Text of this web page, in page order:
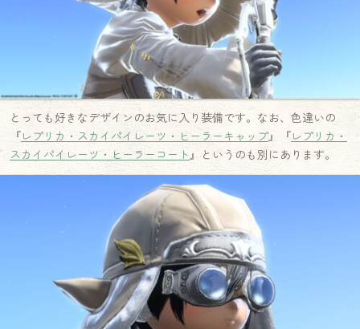
とっても好きなデザインのお気に入り装備です。なお、色違いの
『レプリカ・スカイパイレーツ・ヒーラーキャップ』『レプリカ・
スカイパイレーツ・ヒーラーコート』というのも別にあります。